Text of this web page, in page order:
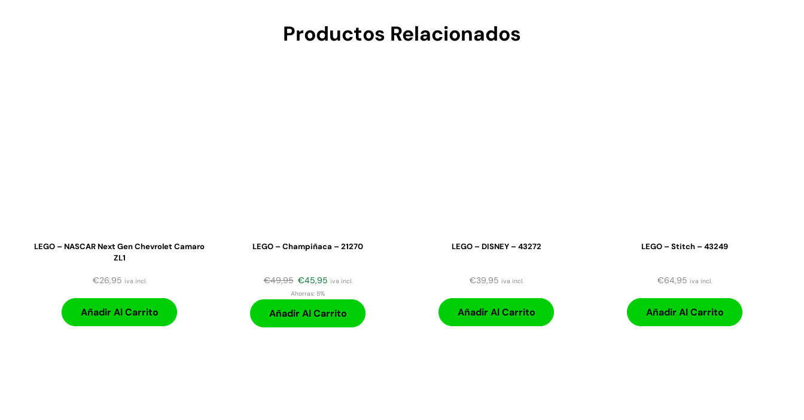
Productos Relacionados
LEGO – NASCAR Next Gen Chevrolet Camaro
ZL1
€26,95 iva incl.
Añadir Al Carrito
LEGO – Champiñaca – 21270
€49,95 €45,95 iva incl.
Ahorras: 8%
Añadir Al Carrito
LEGO – DISNEY – 43272
€39,95 iva incl.
Añadir Al Carrito
LEGO – Stitch – 43249
€64,95 iva incl.
Añadir Al Carrito